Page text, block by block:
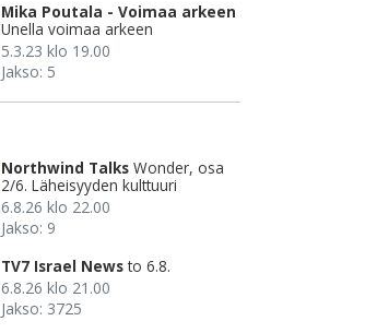
Mika Poutala - Voimaa arkeen
Unella voimaa arkeen
5.3.23 klo 19.00
Jakso: 5
Northwind Talks Wonder, osa
2/6. Läheisyyden kulttuuri
6.8.26 klo 22.00
Jakso: 9
TV7 Israel News to 6.8.
6.8.26 klo 21.00
Jakso: 3725